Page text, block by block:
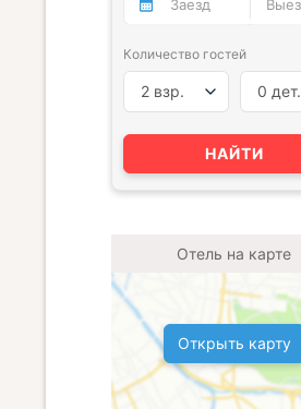
Количество гостей
2 взр. 0 дет.
НАЙТИ
Отель на карте
Открыть карту